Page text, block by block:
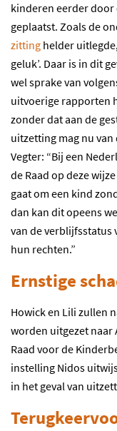
kinderen eerder
geplaatst. Zoals de
zitting helder
geluk’. Daar is in dit
wel sprake van
uitvoerige rapporten
zonder dat aan de
uitzetting mag nu van
Vegter: “Bij een
de Raad op deze
gaat om een kind
dan kan dit opeens
van de verblijfsstatus
hun rechten.”
Ernstige
Howick en Lili zullen
worden uitgezet naar
Raad voor de
instelling Nidos
in het geval van